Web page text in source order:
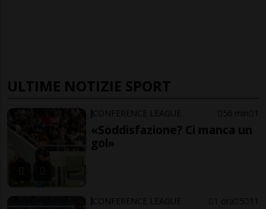
ULTIME NOTIZIE SPORT
CONFERENCE LEAGUE 56 min 1
«Soddisfazione? Ci manca un
gol»
CONFERENCE LEAGUE 1 ora 5 11